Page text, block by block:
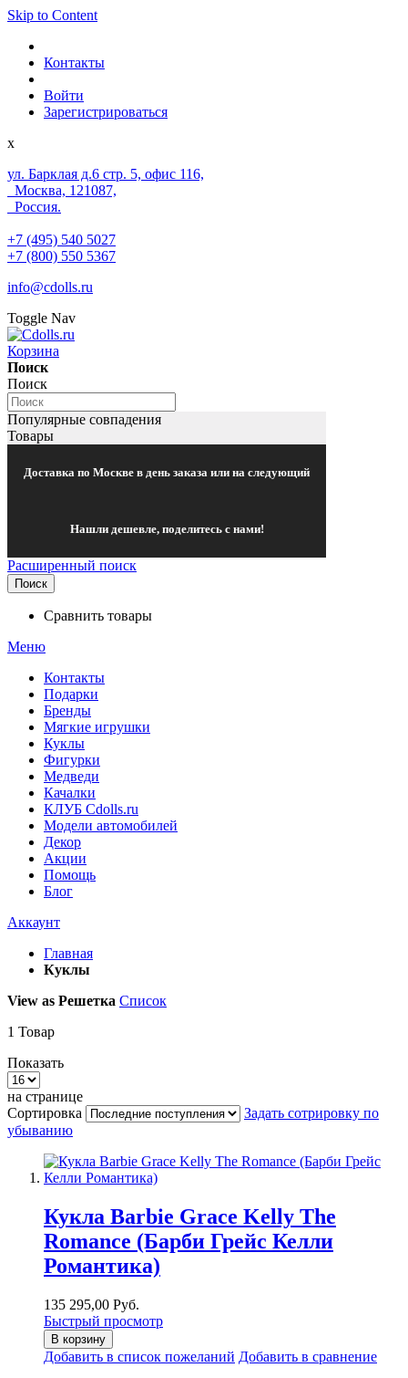
Skip to Content
Контакты
Войти
Зарегистрироваться
x
ул. Барклая д.6 стр. 5, офис 116,
Москва, 121087,
Россия.
+7 (495) 540 5027
+7 (800) 550 5367
info@cdolls.ru
Toggle Nav
Корзина
Поиск
Поиск
Популярные совпадения
Товары
Доставка по Москве в день заказа или на следующий
Нашли дешевле, поделитесь с нами!
Расширенный поиск
Поиск
Сравнить товары
Меню
Контакты
Подарки
Бренды
Мягкие игрушки
Куклы
Фигурки
Медведи
Качалки
КЛУБ Cdolls.ru
Модели автомобилей
Декор
Акции
Помощь
Блог
Аккаунт
Главная
Куклы
View as Решетка Список
1 Товар
Показать
на странице
Сортировка
Задать сотрировку по
убыванию
Кукла Barbie Grace Kelly The
Romance (Барби Грейс Келли
Романтика)
135 295,00 Руб.
Быстрый просмотр
В корзину
Добавить в список пожеланий Добавить в сравнение